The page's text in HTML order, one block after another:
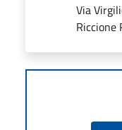
Via
Riccione